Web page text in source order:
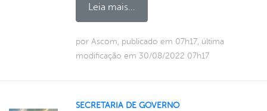
Leia mais...
por Ascom, publicado em 07h17, última
modificação em 30/08/2022 07h17
SECRETARIA DE GOVERNO